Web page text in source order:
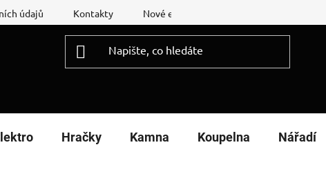
údajů Kontakty Nové energetické štítky
Hračky Kamna Koupelna Nářadí